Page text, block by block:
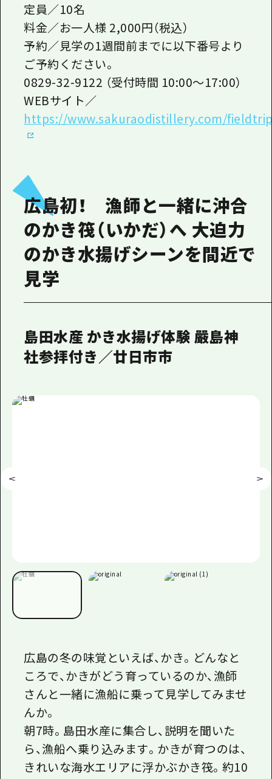
定員／10名
料金／お一人様 2,000円（税込）
予約／見学の1週間前までに以下番号より
ご予約ください。
0829-32-9122 （受付時間 10:00～17:00）
WEBサイト／
https://www.sakuraodistillery.com/
広島初！ 漁師と一緒に沖合
のかき筏（いかだ）へ 大迫力
のかき水揚げシーンを間近で
見学
島田水産 かき水揚げ体験 嚴島神
社参拝付き／廿日市市
広島の冬の味覚といえば、かき。どんなと
ころで、かきがどう育っているのか、漁師
さんと一緒に漁船に乗って見学してみませ
んか。
朝7時。島田水産に集合し、説明を聞いた
ら、漁船へ乗り込みます。かきが育つのは、
きれいな海水エリアに浮かぶかき筏。約10